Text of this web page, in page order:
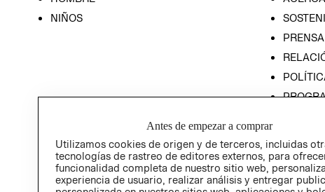
NIÑOS
PRENSA
ÉTICA
Antes de empezar a comprar
Utilizamos cookies de origen y de terceros, incluidas
tecnologías de rastreo de editores externos, para
funcionalidad completa de nuestro sitio web,
experiencia de usuario, realizar análisis y entregar